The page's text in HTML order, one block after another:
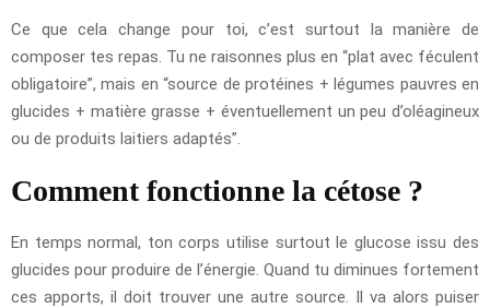
Ce que cela change pour toi, c’est surtout la manière de
composer tes repas. Tu ne raisonnes plus en “plat avec féculent
obligatoire”, mais en “source de protéines + légumes pauvres en
glucides + matière grasse + éventuellement un peu d’oléagineux
ou de produits laitiers adaptés”.
Comment fonctionne la cétose ?
En temps normal, ton corps utilise surtout le glucose issu des
glucides pour produire de l’énergie. Quand tu diminues fortement
ces apports, il doit trouver une autre source. Il va alors puiser